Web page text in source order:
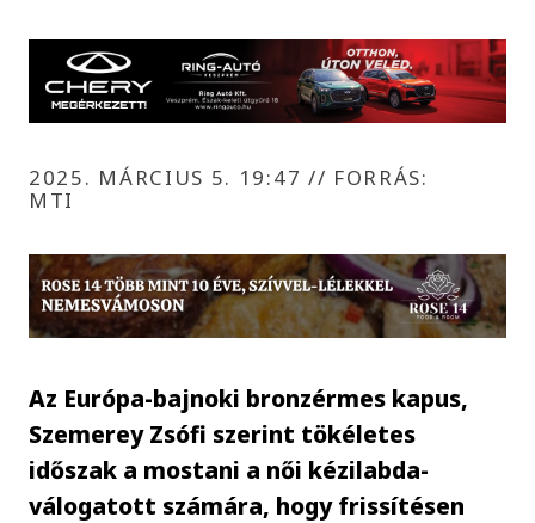
2025. MÁRCIUS 5. 19:47 // FORRÁS:
MTI
Az Európa-bajnoki bronzérmes kapus,
Szemerey Zsófi szerint tökéletes
időszak a mostani a női kézilabda-
válogatott számára, hogy frissítésen